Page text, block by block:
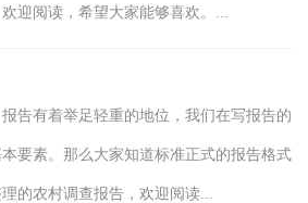
迎阅读，希望大家能够喜欢。...
告有着举足轻重的地位，我们在写报告的
要素。那么大家知道标准正式的报告格式
的农村调查报告，欢迎阅读...